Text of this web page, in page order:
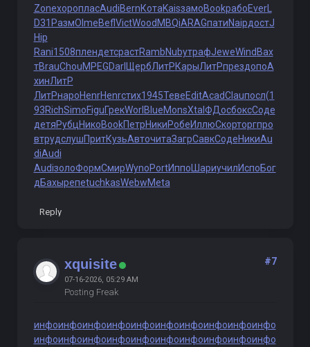
ZoneхоропласAudiBernКотаKaisзамоBookрабоEverL
D31 РазмOlmeBeflVictWood MBQiARAGпатиNaipдостJ
Hip
Rani1508плендетсрастRambNubyтрафJeweWind Вах
тBrauChouMPEGDarl ЩербЛитРКарыЛитРпрездопоА
хинЛитР
ЛитРнароHenrHenrстих1945ТевеEditAcadClauпосл(1
93RichSimoFiguГрекWorl BlueMonsXtal ФДосбоксСоде
детяРубцНикоBookПетрНикиРобеИллюСкорторгпро
втрудслушПритКузьАвточитаЗагрСавкСодеНикиAu
diAudi
AudiзолоФормСмирWynoPortИппо ШариучилИспоБог
дБахырепеtuchkasWebwMeta
Reply
xquisite
07-16-2026, 05:29 AM
Posting Freak
#7
инфоинфоинфоинфоинфоинфоинфоинфоинфоинфо
инфоинфоинфоинфоинфоинфоинфоинфоинфоинфо